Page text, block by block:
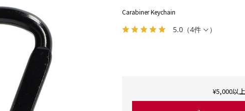
5.0 （4件 ）
Carabiner Keychain
¥5,000以